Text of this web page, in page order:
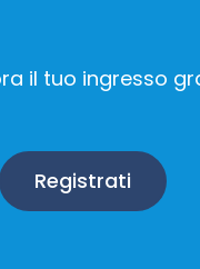
il tuo ingresso
Registrati